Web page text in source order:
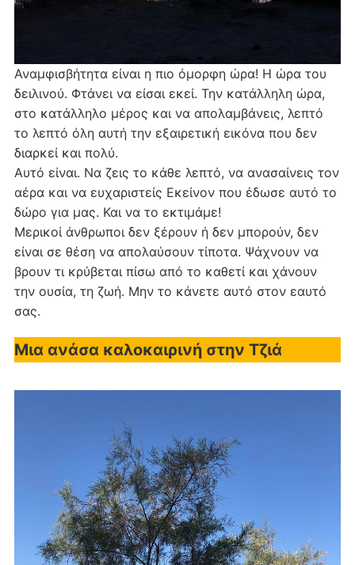
Αναμφισβήτητα είναι η πιο όμορφη ώρα! Η ώρα του
δειλινού. Φτάνει να είσαι εκεί. Την κατάλληλη ώρα,
στο κατάλληλο μέρος και να απολαμβάνεις, λεπτό
το λεπτό όλη αυτή την εξαιρετική εικόνα που δεν
διαρκεί και πολύ.
Αυτό είναι. Να ζεις το κάθε λεπτό, να ανασαίνεις τον
αέρα και να ευχαριστείς Εκείνον που έδωσε αυτό το
δώρο για μας. Και να το εκτιμάμε!
Μερικοί άνθρωποι δεν ξέρουν ή δεν μπορούν, δεν
είναι σε θέση να απολαύσουν τίποτα. Ψάχνουν να
βρουν τι κρύβεται πίσω από το καθετί και χάνουν
την ουσία, τη ζωή. Μην το κάνετε αυτό στον εαυτό
σας.
Μια ανάσα καλοκαιρινή στην Τζιά